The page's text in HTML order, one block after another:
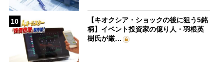
10
【キオクシア・ショックの後に狙う5銘
柄】イベント投資家の億り人・羽根英
樹氏が厳…